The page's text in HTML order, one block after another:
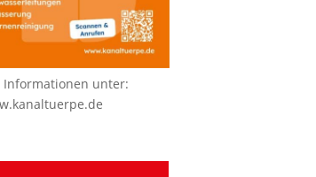
Informationen unter: